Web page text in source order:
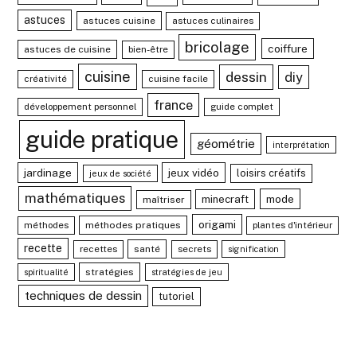
astuces astuces cuisine astuces culinaires
astuces de cuisine bien-être bricolage coiffure
créativité cuisine cuisine facile dessin diy
développement personnel france guide complet
guide pratique géométrie interprétation
jardinage jeux de société jeux vidéo loisirs créatifs
mathématiques maîtriser minecraft mode
méthodes méthodes pratiques origami plantes d'intérieur
recette recettes santé secrets signification
spiritualité stratégies stratégies de jeu
techniques de dessin tutoriel